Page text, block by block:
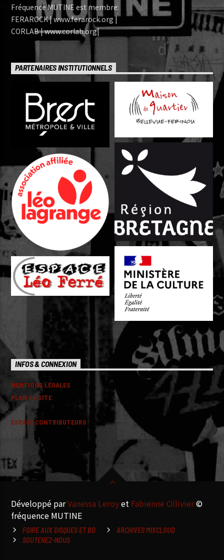
Fréquence MUTINE est membre:
FERAROCK | www.ferarock.org |
CORLAB | www.corlab.org|
PARTENAIRES INSTITUTIONNELS
INFOS & CONNEXION
MENTIONS LEGALES
PLAN DU SITE
ESPACE CONTRIBUTEURS
Développé parVanessa Leroyet Fabienne Ollivier©
fréquence MUTINE
FOIRE AUX DISQUES ET BD
ARCHIVES MIXCLOUD
SOUTENEZ-NOUS